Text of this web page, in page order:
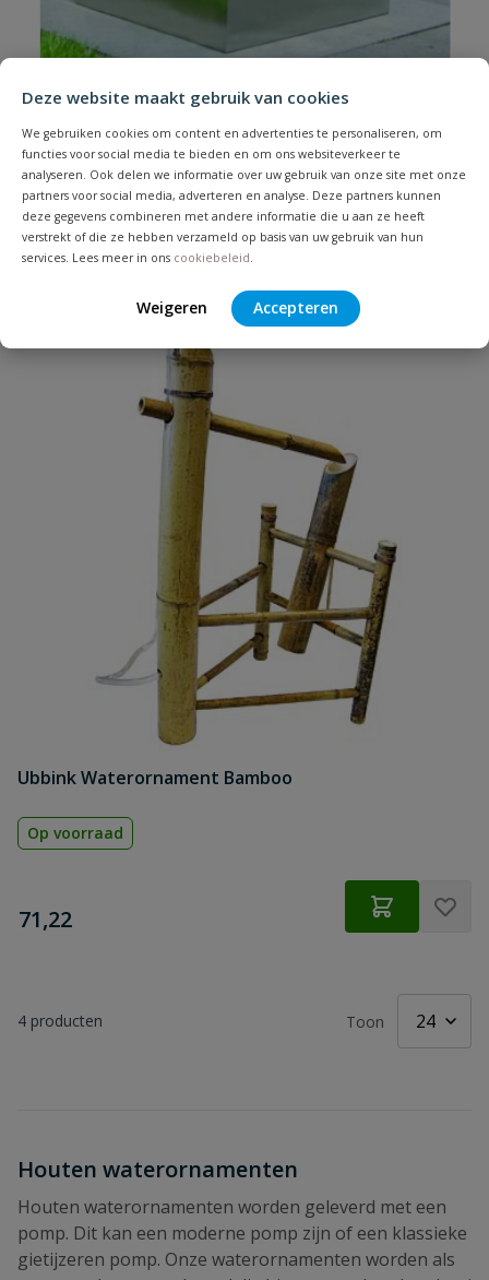
Deze website maakt gebruik van cookies
We gebruiken cookies om content en advertenties te personaliseren, om
functies voor social media te bieden en om ons websiteverkeer te
analyseren. Ook delen we informatie over uw gebruik van onze site met onze
partners voor social media, adverteren en analyse. Deze partners kunnen
deze gegevens combineren met andere informatie die u aan ze heeft
verstrekt of die ze hebben verzameld op basis van uw gebruik van hun
services. Lees meer in ons cookiebeleid
Weigeren Accepteren
Ubbink Waterornament RVS Genova
Waterornament RVS Genova
Op voorraad
€702,36
Ubbink Waterornament Bamboo
Op voorraad
€
71,22
4 producten Toon
Houten waterornamenten
Houten waterornamenten worden geleverd met een
pomp. Dit kan een moderne pomp zijn of een klassieke
gietijzeren pomp. Onze waterornamenten worden als